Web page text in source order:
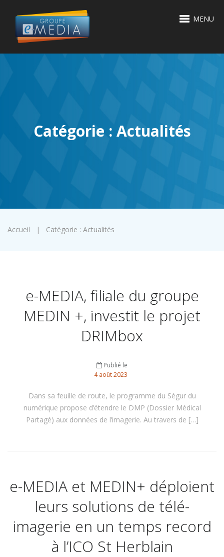
MENU
Catégorie : Actualités
Accueil | Catégorie : Actualités
e-MEDIA, filiale du groupe
MEDIN +, investit le projet
DRIMbox
Publié le
4août2023
Dans sa feuille de route, le programme du Ségur du
numérique propose d’étendre le DMP (Dossier Médical
Partagé) aux données de l’imagerie. Au travers de […]
e-MEDIA et MEDIN+ déploient
leurs solutions de télé-
imagerie en un temps record
à l’ICO St Herblain